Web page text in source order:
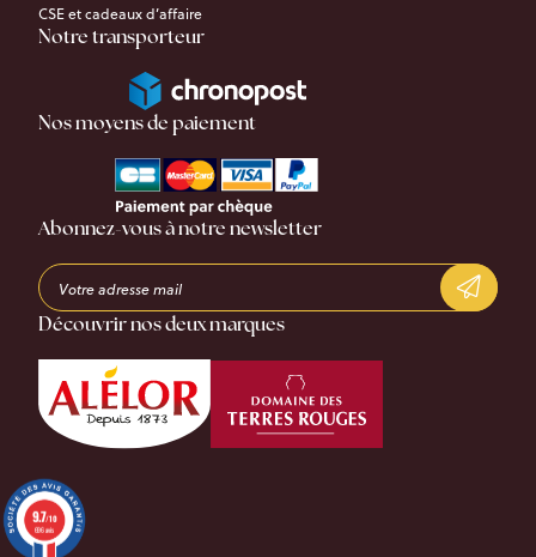
CSE et cadeaux d’affaire
Notre transporteur
Nos moyens de paiement
Abonnez-vous à notre newsletter
Découvrir nos deux marques
9.7/10
696 avis